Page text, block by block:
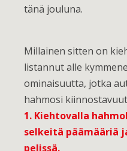
tänä jouluna.
Millainen sitten on
listannut alle
ominaisuutta, jotka
hahmosi
1. Kiehtovalla
selkeitä päämääriä
pelissä.